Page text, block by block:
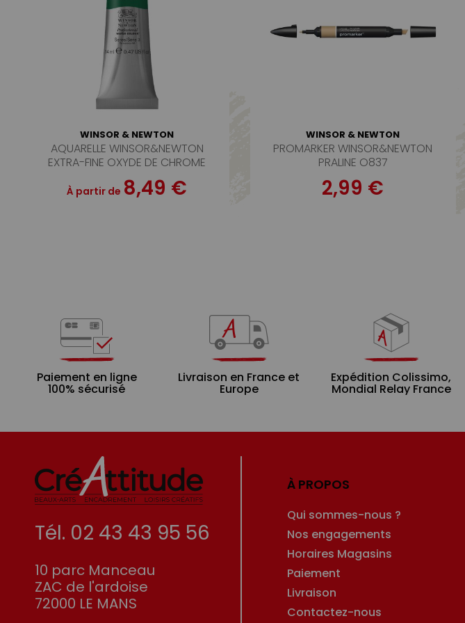
WINSOR & NEWTON
AQUARELLE WINSOR&NEWTON
EXTRA-FINE OXYDE DE CHROME
SERIE3
À partir de 8,49 €
WINSOR & NEWTON
PROMARKER WINSOR&NEWTON
PRALINE O837
2,99 €
Paiement en ligne
100% sécurisé
Livraison en France et
Europe
Expédition Colissimo,
Mondial Relay France
Tél. 02 43 43 95 56
10 parc Manceau
ZAC de l'ardoise
72000 LE MANS
À PROPOS
Qui sommes-nous ?
Nos engagements
Horaires Magasins
Paiement
Livraison
Contactez-nous